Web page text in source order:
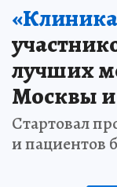
лучших
Москвы
Стартовал
и пациентов